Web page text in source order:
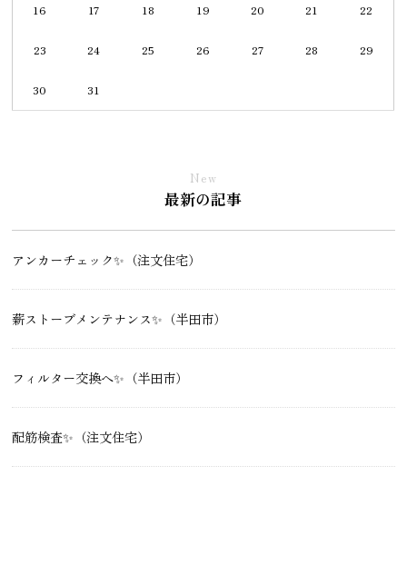
16 17 18 19 20 21 22
23 24 25 26 27 28 29
30 31
New
最新の記事
アンカーチェック✨（注文住宅）
薪ストーブメンテナンス✨（半田市）
フィルター交換へ✨（半田市）
配筋検査✨（注文住宅）